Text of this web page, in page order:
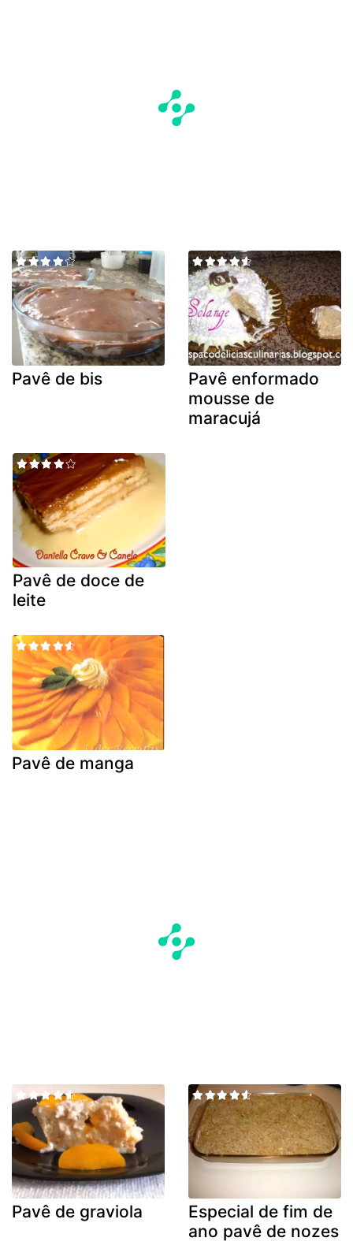
Pavê de bis
Pavê enformado
mousse de
maracujá
Pavê de doce de
leite
Pavê de manga
Pavê de graviola
Especial de fim de
ano pavê de nozes